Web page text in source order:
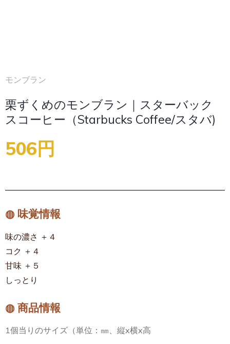
モンブラン
栗ずくめのモンブラン｜スターバック
スコーヒー（Starbucks Coffee/スタバ)
506円
◍ 味覚情報
味の濃さ ＋４
コク ＋４
甘味 ＋５
しっとり
◍ 商品情報
1個当りのサイズ（単位：㎜、縦x横x高